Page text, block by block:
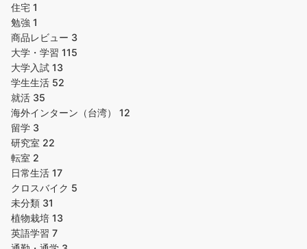
住宅 1
勉強 1
商品レビュー 3
大学・学習 115
大学入試 13
学生生活 52
就活 35
海外インターン（台湾） 12
留学 3
研究室 22
転室 2
日常生活 17
クロスバイク 5
未分類 31
植物栽培 13
英語学習 7